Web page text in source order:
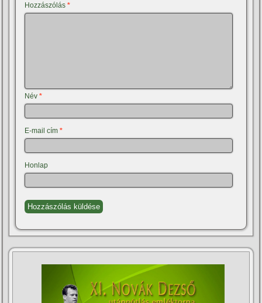
Hozzászólás*
Név*
E-mail cím*
Honlap